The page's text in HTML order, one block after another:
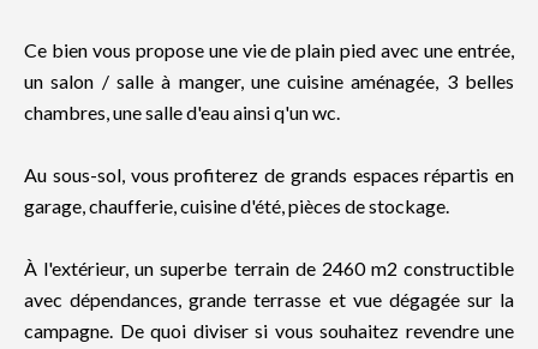
Ce bien vous propose une vie de plain pied avec une entrée,
un salon / salle à manger, une cuisine aménagée, 3 belles
chambres, une salle d'eau ainsi q'un wc.
Au sous-sol, vous profiterez de grands espaces répartis en
garage, chaufferie, cuisine d'été, pièces de stockage.
À l'extérieur, un superbe terrain de 2460 m2 constructible
avec dépendances, grande terrasse et vue dégagée sur la
campagne. De quoi diviser si vous souhaitez revendre une